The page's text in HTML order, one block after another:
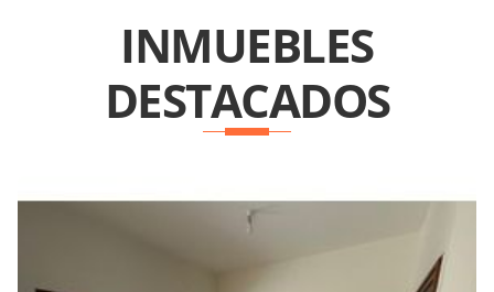
INMUEBLES
DESTACADOS